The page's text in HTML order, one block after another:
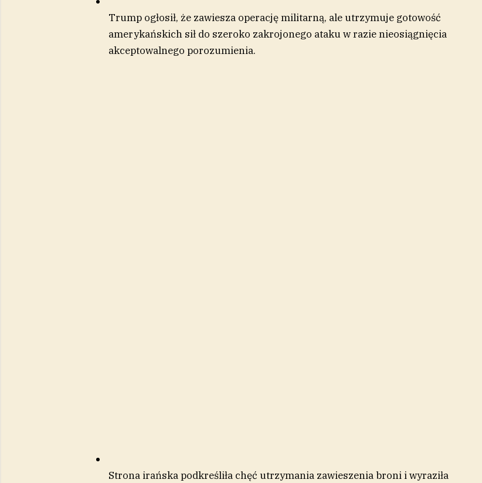
Trump ogłosił, że zawiesza operację militarną, ale utrzymuje gotowość
amerykańskich sił do szeroko zakrojonego ataku w razie nieosiągnięcia
akceptowalnego porozumienia.
Strona irańska podkreśliła chęć utrzymania zawieszenia broni i wyraziła